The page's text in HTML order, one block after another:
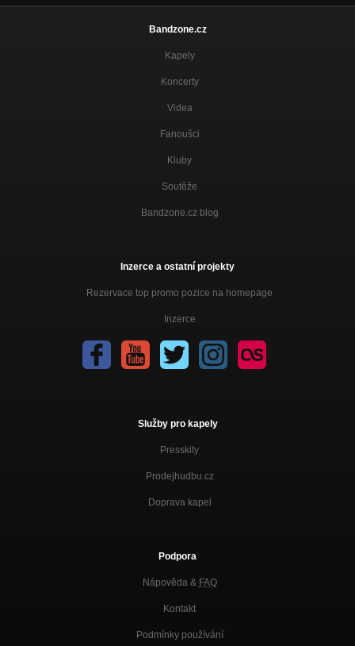
Bandzone.cz
Kapely
Koncerty
Videa
Fanoušci
Kluby
Soutěže
Bandzone.cz blog
Inzerce a ostatní projekty
Rezervace top promo pozice na homepage
Inzerce
Služby pro kapely
Presskity
Prodejhudbu.cz
Doprava kapel
Podpora
Nápověda & FAQ
Kontakt
Podmínky používání